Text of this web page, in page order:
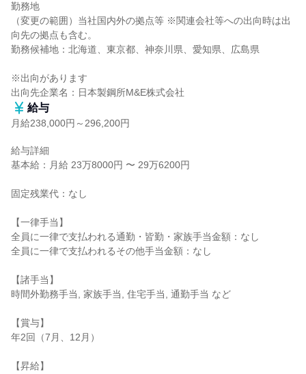
勤務地
（変更の範囲）当社国内外の拠点等 ※関連会社等への出向時は出
向先の拠点も含む。
勤務候補地：北海道、東京都、神奈川県、愛知県、広島県
※出向があります
出向先企業名：日本製鋼所M&E株式会社
給与
月給238,000円～296,200円
給与詳細
基本給：月給 23万8000円 〜 29万6200円
固定残業代：なし
【一律手当】
全員に一律で支払われる通勤・皆勤・家族手当金額：なし
全員に一律で支払われるその他手当金額：なし
【諸手当】
時間外勤務手当, 家族手当, 住宅手当, 通勤手当 など
【賞与】
年2回（7月、12月）
【昇給】